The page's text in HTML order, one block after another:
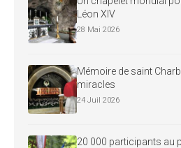
Léon XIV
28 Mai 2026
Mémoire de saint
miracles
24 Juil 2026
20 000 participants au